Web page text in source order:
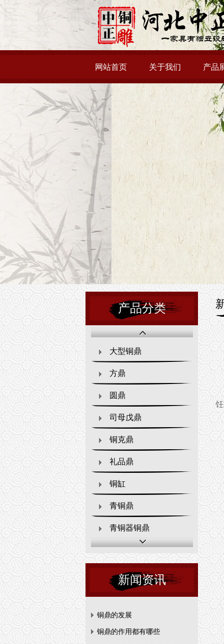
网站首页 关于我们 产品
产品分类
大型铜鼎
方鼎
圆鼎
司母戊鼎
铜克鼎
礼品鼎
铜缸
青铜鼎
青铜器铜鼎
新闻资讯
铜鼎的发展
铜鼎的作用都有哪些